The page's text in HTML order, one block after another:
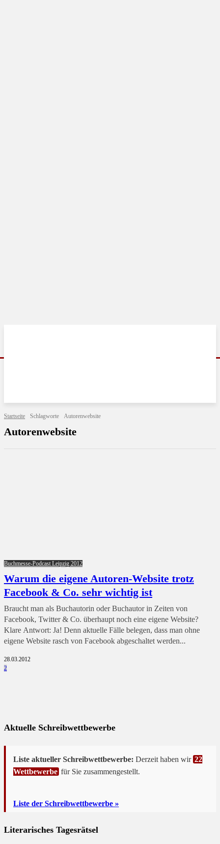
Startseite Schlagworte Autorenwebsite
Autorenwebsite
Buchmesse-Podcast Leipzig 2012
Warum die eigene Autoren-Website trotz
Facebook & Co. sehr wichtig ist
Braucht man als Buchautorin oder Buchautor in Zeiten von
Facebook, Twitter & Co. überhaupt noch eine eigene Website?
Klare Antwort: Ja! Denn aktuelle Fälle belegen, dass man ohne
eigene Website rasch von Facebook abgeschaltet werden...
28.03.2012
2
Aktuelle Schreibwettbewerbe
Liste aktueller Schreibwettbewerbe: Derzeit haben wir 22
Wettbewerbe für Sie zusammengestellt.
Liste der Schreibwettbewerbe »
Literarisches Tagesrätsel